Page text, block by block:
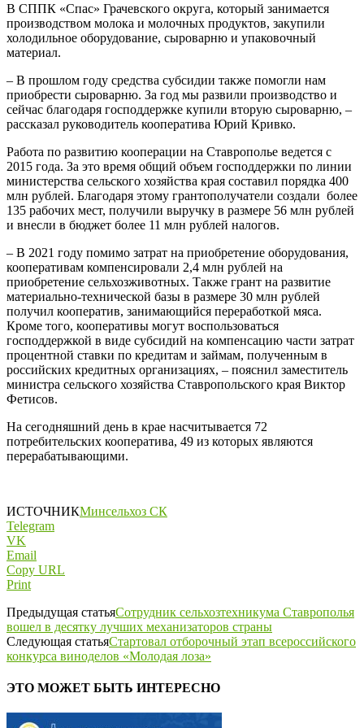
В СППК «Спас» Грачевского округа, который занимается
производством молока и молочных продуктов, закупили
холодильное оборудование, сыроварню и упаковочный
материал.
– В прошлом году средства субсидии также помогли нам
приобрести сыроварню. За год мы развили производство и
сейчас благодаря господдержке купили вторую сыроварню, –
рассказал руководитель кооператива Юрий Кривко.
Работа по развитию кооперации на Ставрополье ведется с
2015 года. За это время общий объем господдержки по линии
министерства сельского хозяйства края составил порядка 400
млн рублей. Благодаря этому грантополучатели создали более
135 рабочих мест, получили выручку в размере 56 млн рублей
и внесли в бюджет более 11 млн рублей налогов.
– В 2021 году помимо затрат на приобретение оборудования,
кооперативам компенсировали 2,4 млн рублей на
приобретение сельхозживотных. Также грант на развитие
материально-технической базы в размере 30 млн рублей
получил кооператив, занимающийся переработкой мяса.
Кроме того, кооперативы могут воспользоваться
господдержкой в виде субсидий на компенсацию части затрат
процентной ставки по кредитам и займам, полученным в
российских кредитных организациях, – пояснил заместитель
министра сельского хозяйства Ставропольского края Виктор
Фетисов.
На сегодняшний день в крае насчитывается 72
потребительских кооператива, 49 из которых являются
перерабатывающими.
ИСТОЧНИКМинсельхоз СК
Telegram
VK
Email
Copy URL
Print
Предыдущая статьяСотрудник сельхозтехникума Ставрополья
вошел в десятку лучших механизаторов страны
Следующая статьяСтартовал отборочный этап всероссийского
конкурса виноделов «Молодая лоза»
ЭТО МОЖЕТ БЫТЬ ИНТЕРЕСНО